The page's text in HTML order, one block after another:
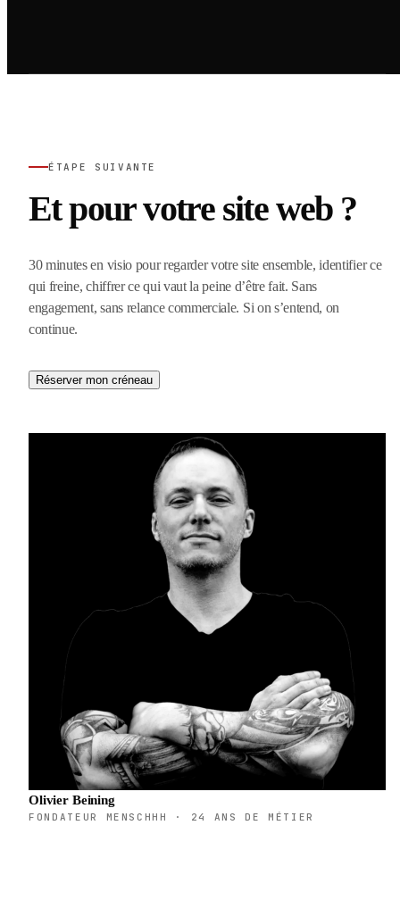
ÉTAPE SUIVANTE
Et pour votre site web ?
30 minutes en visio pour regarder votre site ensemble, identifier ce
qui freine, chiffrer ce qui vaut la peine d’être fait. Sans
engagement, sans relance commerciale. Si on s’entend, on
continue.
Réserver mon créneau
Olivier Beining
FONDATEUR MENSCHHH · 24 ANS DE MÉTIER